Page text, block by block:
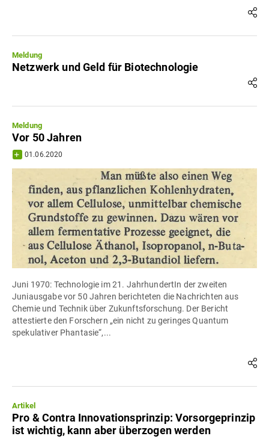
Meldung
Netzwerk und Geld für Biotechnologie
Meldung
Vor 50 Jahren
01.06.2020
Juni 1970: Technologie im 21. JahrhundertIn der zweiten
Juniausgabe vor 50 Jahren berichteten die Nachrichten aus
Chemie und Technik über Zukunftsforschung. Der Bericht
attestierte den Forschern „ein nicht zu geringes Quantum
spekulativer Phantasie“,...
Artikel
Pro & Contra Innovationsprinzip: Vorsorgeprinzip
ist wichtig, kann aber überzogen werden